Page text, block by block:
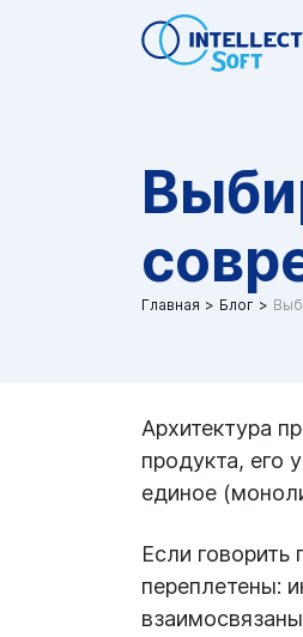
Главная Блог
Архитектура
продукта, его
единое
Если
переплетены: